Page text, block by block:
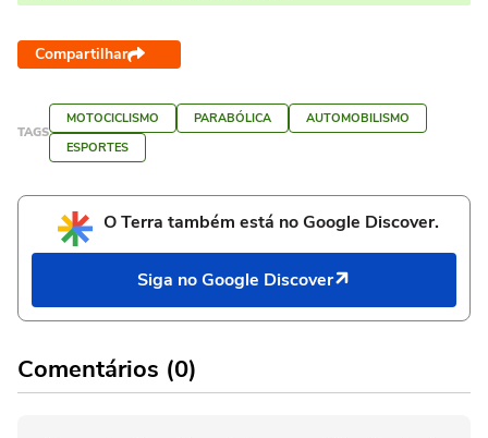
Compartilhar
TAGS
MOTOCICLISMO PARABÓLICA
AUTOMOBILISMO
ESPORTES
O Terra também está no Google Discover.
Siga no Google Discover
Comentários (0)